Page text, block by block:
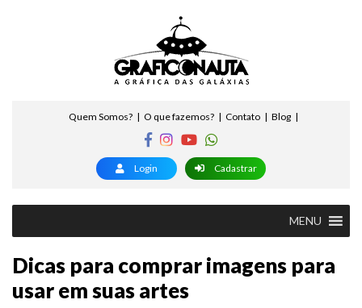
Quem Somos? O que fazemos? Contato Blog
Login Cadastrar
MENU
Dicas para comprar imagens para
usar em suas artes